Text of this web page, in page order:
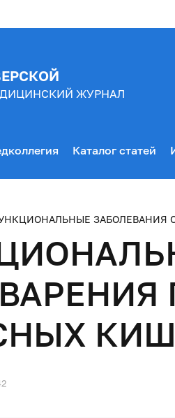
ЖУРНАЛ
Каталог статей
ЗАБОЛЕВАНИЯ